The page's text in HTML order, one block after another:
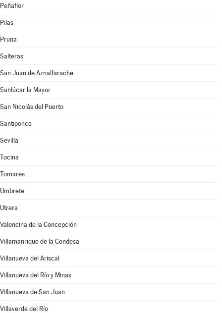
Peñaflor
Pilas
Pruna
Salteras
San Juan de Aznalfarache
Sanlúcar la Mayor
San Nicolás del Puerto
Santiponce
Sevilla
Tocina
Tomares
Umbrete
Utrera
Valencina de la Concepción
Villamanrique de la Condesa
Villanueva del Ariscal
Villanueva del Río y Minas
Villanueva de San Juan
Villaverde del Río